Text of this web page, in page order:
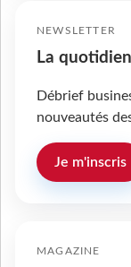
NEWSLETTER
La
Débrief
nouveautés
Je m'inscris
MAGAZINE